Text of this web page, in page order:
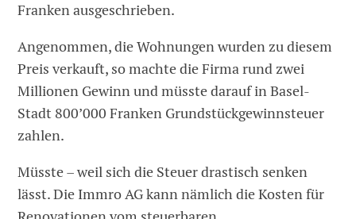
Franken ausgeschrieben.
Angenommen, die Wohnungen wurden zu diesem
Preis verkauft, so machte die Firma rund zwei
Millionen Gewinn und müsste darauf in Basel-
Stadt 800’000 Franken Grundstückgewinnsteuer
zahlen.
Müsste – weil sich die Steuer drastisch senken
lässt. Die Immro AG kann nämlich die Kosten für